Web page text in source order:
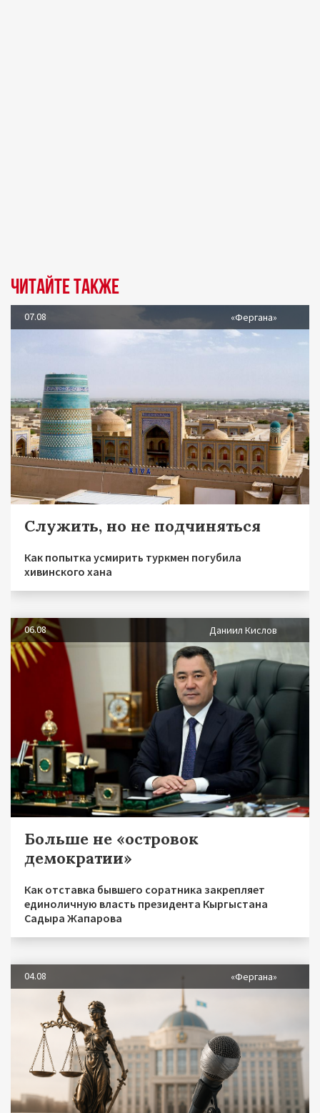
Читайте также
07.08 «Фергана»
Служить, но не подчиняться
Как попытка усмирить туркмен погубила
хивинского хана
06.08 Даниил Кислов
Больше не «островок
демократии»
Как отставка бывшего соратника закрепляет
единоличную власть президента Кыргыстана
Садыра Жапарова
04.08 «Фергана»